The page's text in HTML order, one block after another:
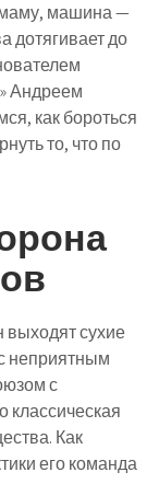
маму, машина —
дотягивает до
Андреем
как бороться
то, что по
выходят сухие
неприятным
с
классическая
Как
его команда